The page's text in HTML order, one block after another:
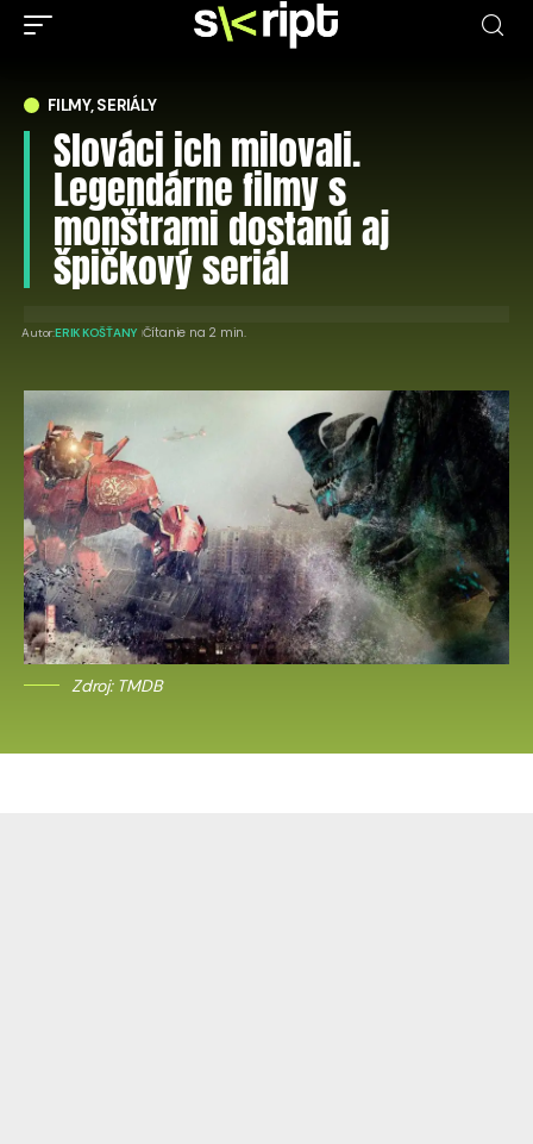
FILMY, SERIÁLY
Slováci ich milovali.
Legendárne filmy s
monštrami dostanú aj
špičkový seriál
Autor:ERIK KOŠŤANY Čítanie na 2 min.
Zdroj: TMDB